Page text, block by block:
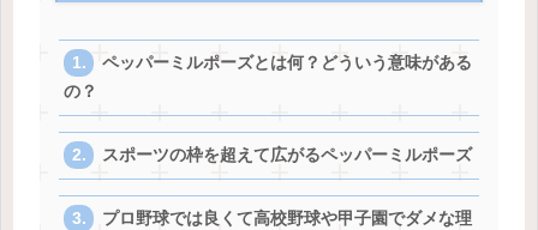
ペッパーミルポーズとは何？どういう意味がある
の？
スポーツの枠を超えて広がるペッパーミルポーズ
プロ野球では良くて高校野球や甲子園でダメな理